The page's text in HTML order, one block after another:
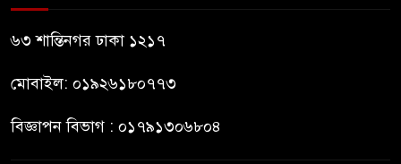
৬৩ শান্তিনগর ঢাকা ১২১৭
মোবাইল: ০১৯২৬১৮০৭৭৩
বিজ্ঞাপন বিভাগ : ০১৭৯১৩০৬৮০৪